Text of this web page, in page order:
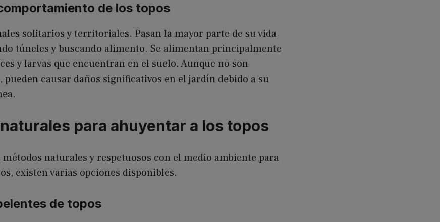
de los topos
solitarios y territoriales. Pasan la mayor parte de su vida
túneles y buscando alimento. Se alimentan principalmente
y larvas que encuentran en el suelo. Aunque no son
pueden causar daños significativos en el jardín debido a su
para ahuyentar a los topos
naturales y respetuosos con el medio ambiente para
existen varias opciones disponibles.
de topos